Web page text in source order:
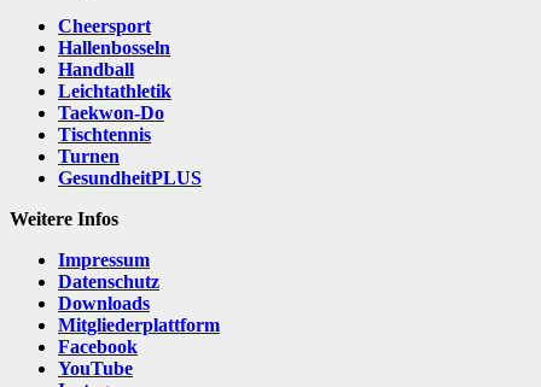
Cheersport
Hallenbosseln
Handball
Leichtathletik
Taekwon-Do
Tischtennis
Turnen
GesundheitPLUS
Weitere Infos
Impressum
Datenschutz
Downloads
Mitgliederplattform
Facebook
YouTube